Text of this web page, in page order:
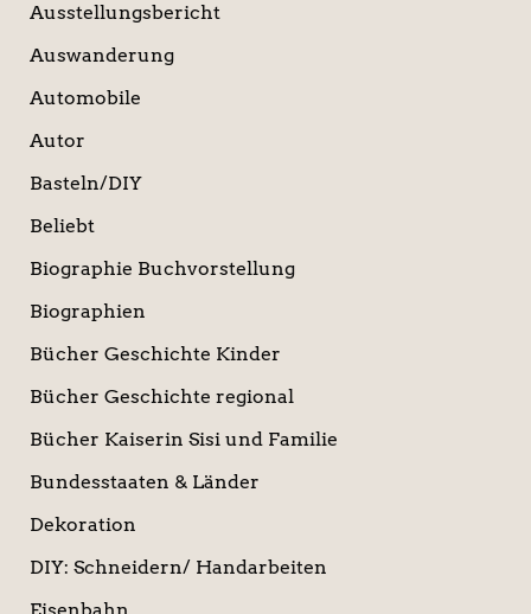
Ausstellungsbericht
Auswanderung
Automobile
Autor
Basteln/DIY
Beliebt
Biographie Buchvorstellung
Biographien
Bücher Geschichte Kinder
Bücher Geschichte regional
Bücher Kaiserin Sisi und Familie
Bundesstaaten & Länder
Dekoration
DIY: Schneidern/ Handarbeiten